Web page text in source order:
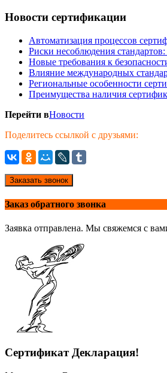
Новости сертификации
Автоматизация процессов
Риски несоблюдения
Новые требования к
Влияние международных
Региональные особенности
Преимущества наличия
Перейти вНовости
Поделитесь ссылкой с друзьями:
Заказать звонок
Заказ обратного звонка
Заявка отправлена. Мы свяжемся с
Сертификат Декларация!